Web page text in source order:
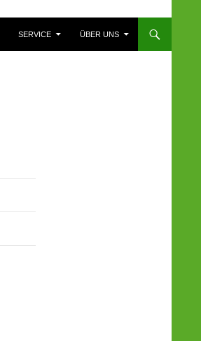
SERVICE ÜBER UNS